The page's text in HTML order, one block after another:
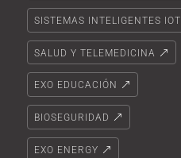
SISTEMAS INTELIGENTES IOT
SALUD Y TELEMEDICINA
EXO EDUCACIÓN
BIOSEGURIDAD
EXO ENERGY